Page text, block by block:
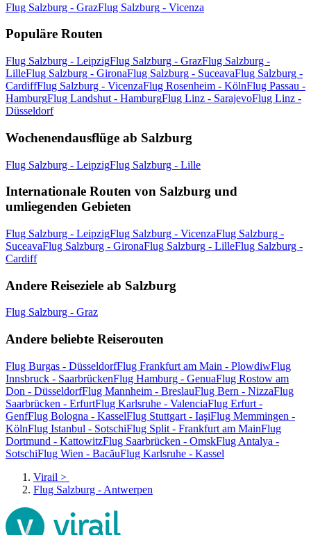
Flug Salzburg - GrazFlug Salzburg - Vicenza
Populäre Routen
Flug Salzburg - LeipzigFlug Salzburg - GrazFlug Salzburg -
LilleFlug Salzburg - GironaFlug Salzburg - SuceavaFlug Salzburg -
CardiffFlug Salzburg - VicenzaFlug Rosenheim - KölnFlug Passau -
HamburgFlug Landshut - HamburgFlug Linz - SarajevoFlug Linz -
Düsseldorf
Wochenendausflüge ab Salzburg
Flug Salzburg - LeipzigFlug Salzburg - Lille
Internationale Routen von Salzburg und
umliegenden Gebieten
Flug Salzburg - LeipzigFlug Salzburg - VicenzaFlug Salzburg -
SuceavaFlug Salzburg - GironaFlug Salzburg - LilleFlug Salzburg -
Cardiff
Andere Reiseziele ab Salzburg
Flug Salzburg - Graz
Andere beliebte Reiserouten
Flug Burgas - DüsseldorfFlug Frankfurt am Main - PlowdiwFlug
Innsbruck - SaarbrückenFlug Hamburg - GenuaFlug Rostow am
Don - DüsseldorfFlug Mannheim - BreslauFlug Bern - NizzaFlug
Saarbrücken - ErfurtFlug Karlsruhe - ValenciaFlug Erfurt -
GenfFlug Bologna - KasselFlug Stuttgart - IaşiFlug Memmingen -
KölnFlug Istanbul - SotschiFlug Split - Frankfurt am MainFlug
Dortmund - KattowitzFlug Saarbrücken - OmskFlug Antalya -
SotschiFlug Wien - BacăuFlug Karlsruhe - Kassel
Virail >
Flug Salzburg - Antwerpen